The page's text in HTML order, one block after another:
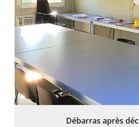
Débarras après